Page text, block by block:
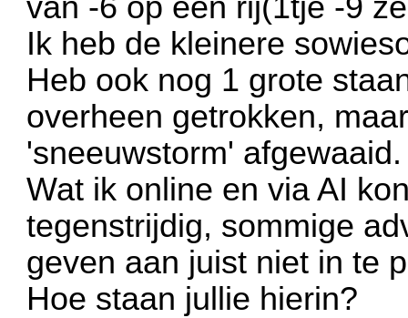
Ik heb de kleinere
Heb ook nog 1 grote
overheen getrokken,
'sneeuwstorm' afgewaaid.
Wat ik online en via AI
tegenstrijdig, sommige
geven aan juist niet in te
Hoe staan jullie hierin?